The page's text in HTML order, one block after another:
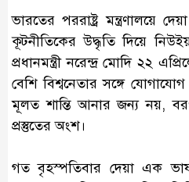
ভারতের পররাষ্ট্র মন্ত্রণালয়ে
কূটনীতিকের উদ্ধৃতি দিয়ে
প্রধানমন্ত্রী নরেন্দ্র মোদি ২২
বেশি বিশ্বনেতার সঙ্গে
মূলত শান্তি আনার জন্য নয়, বরং
প্রস্তুতের অংশ।
গত বৃহস্পতিবার দেয়া এক